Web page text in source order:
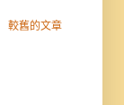
較舊的文章